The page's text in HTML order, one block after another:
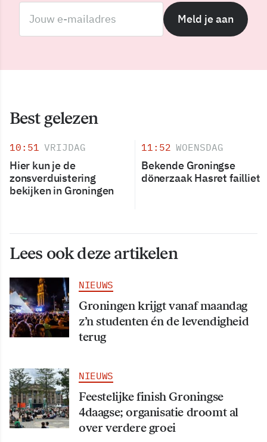
Meld je aan
Best gelezen
10:51 VRIJDAG
Hier kun je de
zonsverduistering
bekijken in Groningen
11:52 WOENSDAG
Bekende Groningse
dönerzaak Hasret failliet
Lees ook deze artikelen
NIEUWS
Groningen krijgt vanaf maandag
z’n studenten én de levendigheid
terug
NIEUWS
Feestelijke finish Groningse
4daagse; organisatie droomt al
over verdere groei